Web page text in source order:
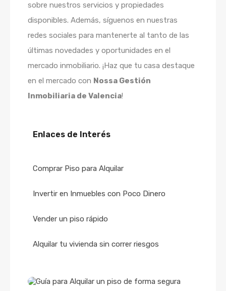
sobre nuestros servicios y propiedades
disponibles. Además, síguenos en nuestras
redes sociales para mantenerte al tanto de las
últimas novedades y oportunidades en el
mercado inmobiliario. ¡Haz que tu casa destaque
en el mercado con Nossa Gestión
Inmobiliaria de Valencia!
Enlaces de Interés
Comprar Piso para Alquilar
Invertir en Inmuebles con Poco Dinero
Vender un piso rápido
Alquilar tu vivienda sin correr riesgos